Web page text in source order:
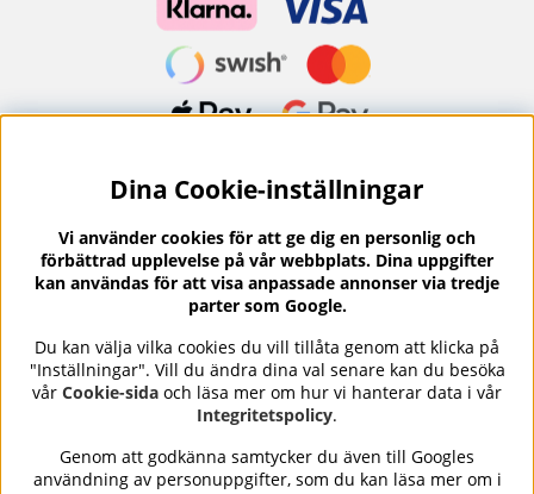
Nyhetsbrev?
I vårt nyhetsbrev får du ta del av nyheter och
erbjudanden.
Se våra omdömen på⭐ Trustpilot
Nails Body and Beautyerbjuder professionell hudvård,
Dina Cookie-inställningar
Vi använder cookies för att ge dig en personlig och
förbättrad upplevelse på vår webbplats. Dina uppgifter
kan användas för att visa anpassade annonser via tredje
parter som Google.
Du kan välja vilka cookies du vill tillåta genom att klicka på
"Inställningar". Vill du ändra dina val senare kan du besöka
vår Cookie-sida och läsa mer om hur vi hanterar data i vår
Integritetspolicy.
Genom att godkänna samtycker du även till Googles
användning av personuppgifter, som du kan läsa mer om i